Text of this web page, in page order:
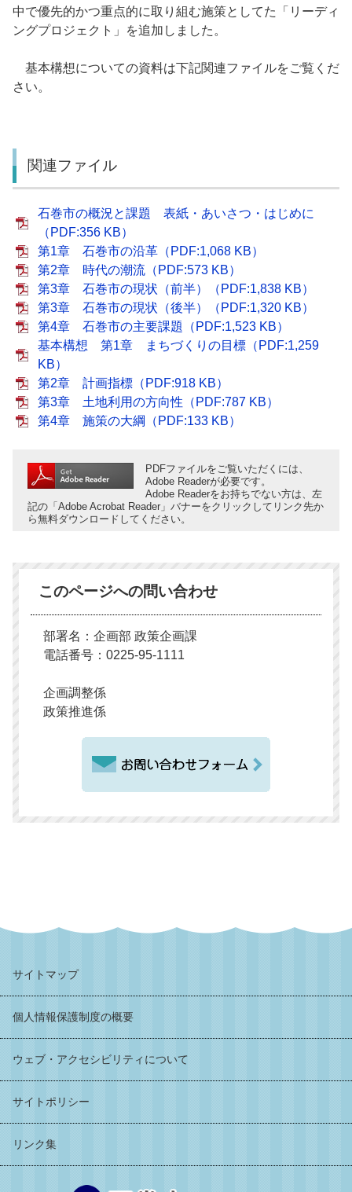
中で優先的かつ重点的に取り組む施策としてた「リーディ
ングプロジェクト」を追加しました。
基本構想についての資料は下記関連ファイルをご覧くだ
さい。
関連ファイル
石巻市の概況と課題 表紙・あいさつ・はじめに
（PDF:356 KB）
第1章 石巻市の沿革（PDF:1,068 KB）
第2章 時代の潮流（PDF:573 KB）
第3章 石巻市の現状（前半）（PDF:1,838 KB）
第3章 石巻市の現状（後半）（PDF:1,320 KB）
第4章 石巻市の主要課題（PDF:1,523 KB）
基本構想 第1章 まちづくりの目標（PDF:1,259
KB）
第2章 計画指標（PDF:918 KB）
第3章 土地利用の方向性（PDF:787 KB）
第4章 施策の大綱（PDF:133 KB）
PDFファイルをご覧いただくには、
Adobe Readerが必要です。
Adobe Readerをお持ちでない方は、左
記の「Adobe Acrobat Reader」バナーをクリックしてリンク先か
ら無料ダウンロードしてください。
このページへの問い合わせ
部署名：企画部 政策企画課
電話番号：0225-95-1111
企画調整係
政策推進係
サイトマップ
個人情報保護制度の概要
ウェブ・アクセシビリティについて
サイトポリシー
リンク集